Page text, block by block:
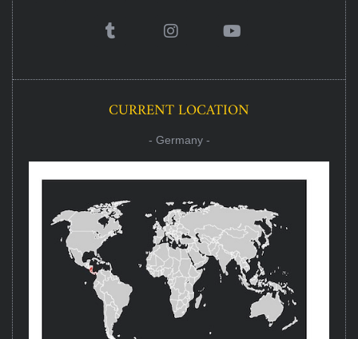
CURRENT LOCATION
- Germany -